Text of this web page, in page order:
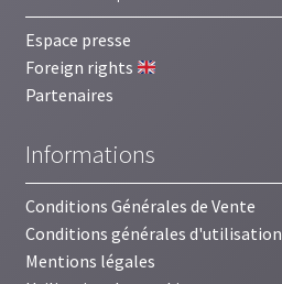
Espace presse
Foreign rights
Partenaires
Informations
Conditions Générales de Vente
Conditions générales d'utilisation
Mentions légales